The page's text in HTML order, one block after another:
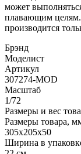
может
плавающим
производится
Брэнд
Моделист
Артикул
307274-MOD
Масштаб
1/72
Размеры и вес
Размеры товара,
305х205х50
Ширина в